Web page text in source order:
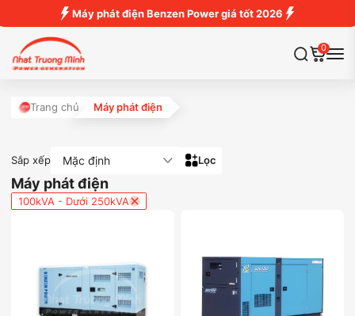
Máy phát điện Benzen Power giá tốt 2026
0
Trang chủ Máy phát điện
Máy phát điện
Sắp xếp Mặc định Lọc
100kVA - Dưới 250kVA